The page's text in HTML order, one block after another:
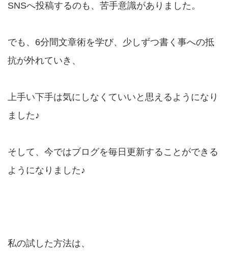
SNSへ投稿するのも、苦手意識がありました。
でも、6分間文章術を学び、少しずつ書く事への抵
抗が外れていき、
上手い下手は気にしなくていいと思えるようになり
ました♪
そして、今ではブログを毎日更新することができる
ようになりました♪
私の試した方法は、